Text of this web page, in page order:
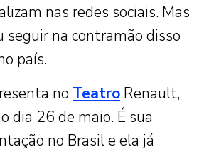
nas redes sociais. Mas
seguir na contramão disso
país.
no Teatro Renault,
dia 26 de maio. É sua
no Brasil e ela já